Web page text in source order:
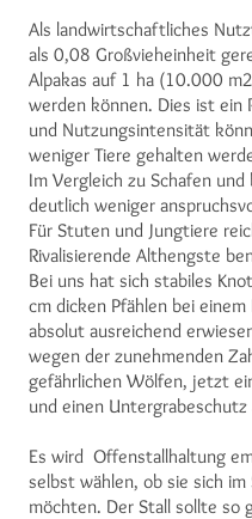
Als landwirtschaftliches
als 0,08 Großvieheinheit
Alpakas auf 1 ha (10.000
werden können. Dies ist
und Nutzungsintensität
weniger Tiere gehalten
Im Vergleich zu Schafen
deutlich weniger
Für Stuten und Jungtiere
Rivalisierende Althengste
Bei uns hat sich stabiles
cm dicken Pfählen bei
absolut ausreichend
wegen der zunehmenden
gefährlichen Wölfen, jetzt
und einen Untergrabeschutz
Es wird Offenstallhaltung
selbst wählen, ob sie sich
möchten. Der Stall sollte so